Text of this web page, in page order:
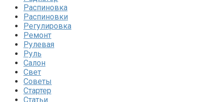
Распиновка
Распиновки
Регулировка
Ремонт
Рулевая
Руль
Салон
Свет
Советы
Стартер
Статьи